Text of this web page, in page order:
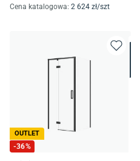
Cena katalogowa: 2 624 zł/szt
OUTLET
-36%